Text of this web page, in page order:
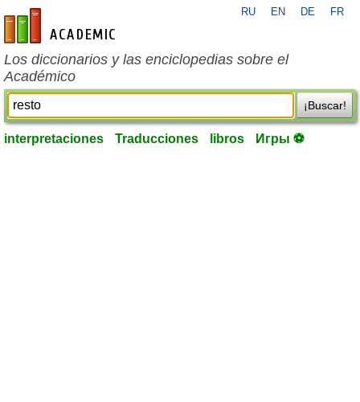
es-academic.com
RU EN DE FR
Los diccionarios y las enciclopedias sobre el
Académico
¡Buscar!
interpretaciones Traducciones libros Игры ⚽